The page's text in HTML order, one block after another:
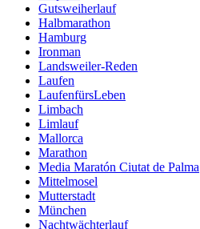
Gutsweiherlauf
Halbmarathon
Hamburg
Ironman
Landsweiler-Reden
Laufen
LaufenfürsLeben
Limbach
Limlauf
Mallorca
Marathon
Media Maratón Ciutat de Palma
Mittelmosel
Mutterstadt
München
Nachtwächterlauf